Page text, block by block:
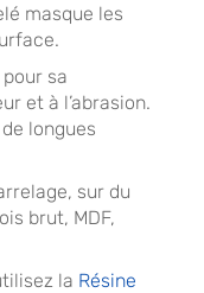
masque les
sa
et à l’abrasion.
longues
sur du
brut, MDF,
la Résine